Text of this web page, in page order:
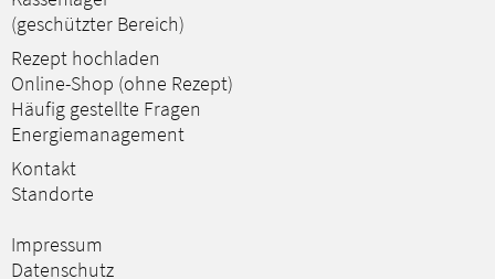
(geschützter Bereich)
Rezept hochladen
Online-Shop (ohne Rezept)
Häufig gestellte Fragen
Energiemanagement
Kontakt
Standorte
Impressum
Datenschutz